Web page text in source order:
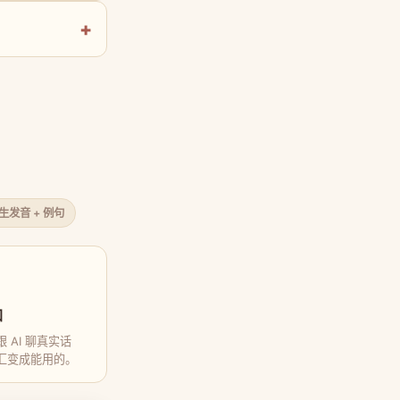
发音 + 例句
AI 聊真实话
成能用的。